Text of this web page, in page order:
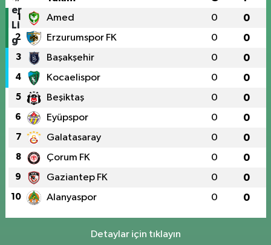
1 Amed 0 0
2 Erzurumspor FK 0 0
3 Başakşehir 0 0
4 Kocaelispor 0 0
5 Beşiktaş 0 0
6 Eyüpspor 0 0
7 Galatasaray 0 0
8 Çorum FK 0 0
9 Gaziantep FK 0 0
10 Alanyaspor 0 0
Detaylar için tıklayın